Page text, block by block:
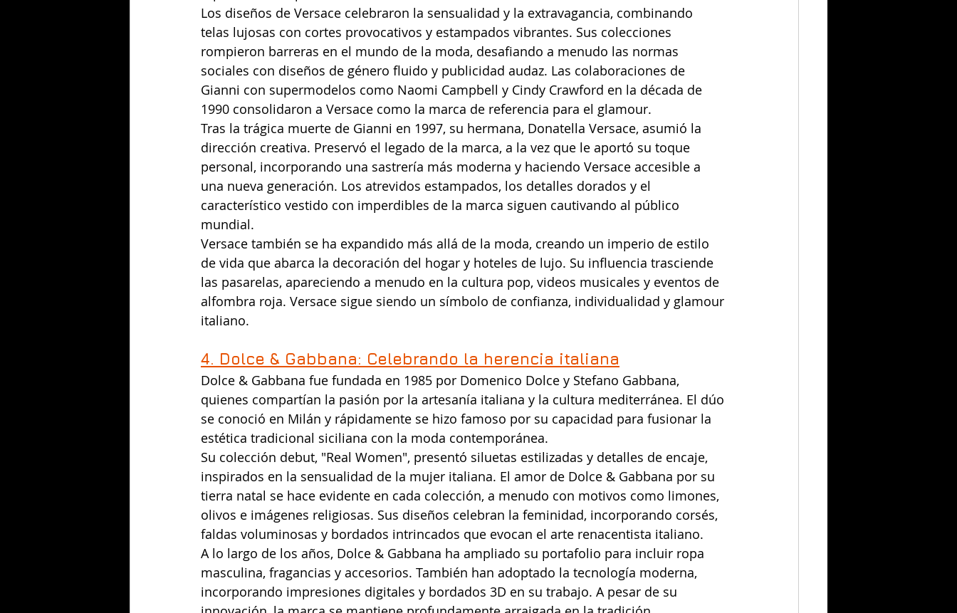
Los diseños de Versace celebraron la sensualidad y la extravagancia, combinando
telas lujosas con cortes provocativos y estampados vibrantes. Sus colecciones
rompieron barreras en el mundo de la moda, desafiando a menudo las normas
sociales con diseños de género fluido y publicidad audaz. Las colaboraciones de
Gianni con supermodelos como Naomi Campbell y Cindy Crawford en la década de
1990 consolidaron a Versace como la marca de referencia para el glamour.
Tras la trágica muerte de Gianni en 1997, su hermana, Donatella Versace, asumió la
dirección creativa. Preservó el legado de la marca, a la vez que le aportó su toque
personal, incorporando una sastrería más moderna y haciendo Versace accesible a
una nueva generación. Los atrevidos estampados, los detalles dorados y el
característico vestido con imperdibles de la marca siguen cautivando al público
mundial.
Versace también se ha expandido más allá de la moda, creando un imperio de estilo
de vida que abarca la decoración del hogar y hoteles de lujo. Su influencia trasciende
las pasarelas, apareciendo a menudo en la cultura pop, videos musicales y eventos de
alfombra roja. Versace sigue siendo un símbolo de confianza, individualidad y glamour
italiano.
4. Dolce & Gabbana: Celebrando la herencia italiana
Dolce & Gabbana fue fundada en 1985 por Domenico Dolce y Stefano Gabbana,
quienes compartían la pasión por la artesanía italiana y la cultura mediterránea. El dúo
se conoció en Milán y rápidamente se hizo famoso por su capacidad para fusionar la
estética tradicional siciliana con la moda contemporánea.
Su colección debut, "Real Women", presentó siluetas estilizadas y detalles de encaje,
inspirados en la sensualidad de la mujer italiana. El amor de Dolce & Gabbana por su
tierra natal se hace evidente en cada colección, a menudo con motivos como limones,
olivos e imágenes religiosas. Sus diseños celebran la feminidad, incorporando corsés,
faldas voluminosas y bordados intrincados que evocan el arte renacentista italiano.
A lo largo de los años, Dolce & Gabbana ha ampliado su portafolio para incluir ropa
masculina, fragancias y accesorios. También han adoptado la tecnología moderna,
incorporando impresiones digitales y bordados 3D en su trabajo. A pesar de su